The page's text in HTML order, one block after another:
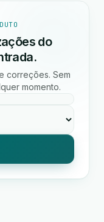
do
correções. Sem
momento.